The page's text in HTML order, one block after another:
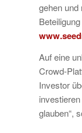
gehen
Auf eine
Crowd-
Investor
glauben“,